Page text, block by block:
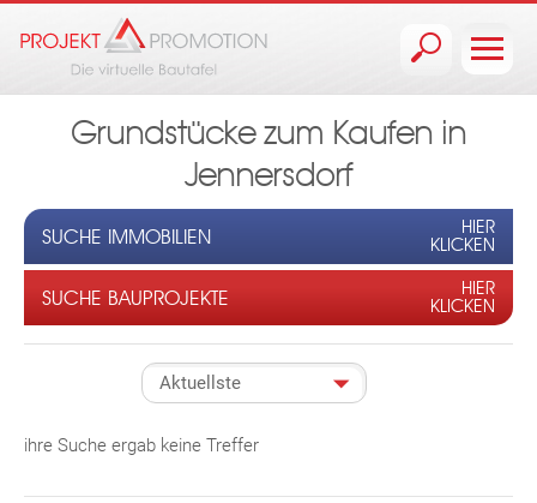
Grundstücke zum Kaufen in
Jennersdorf
SUCHE IMMOBILIEN
HIER
KLICKEN
SUCHE BAUPROJEKTE
HIER
KLICKEN
ihre Suche ergab keine Treffer